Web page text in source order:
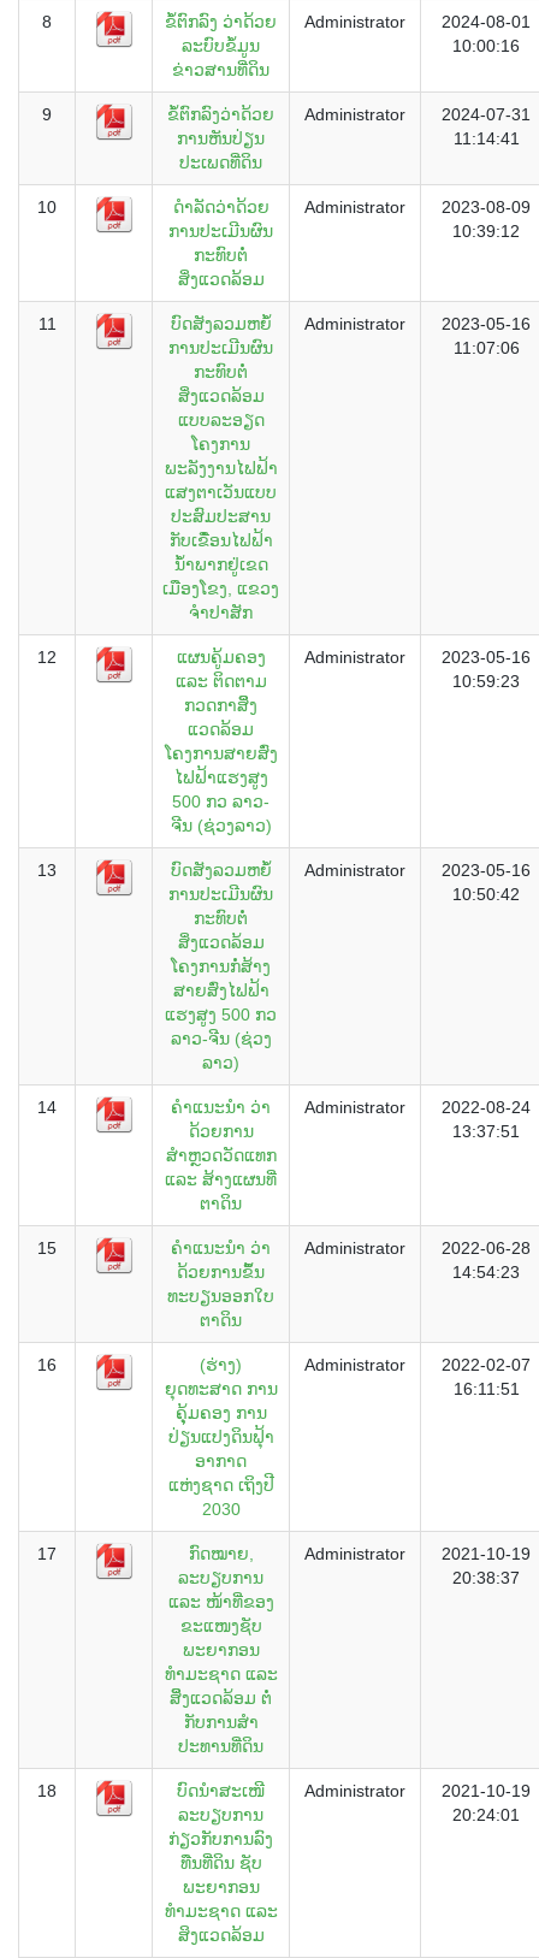
8
ຂໍ້ຕົກລົງ ວ່າດ້ວຍ
ລະບົບຂໍ້ມູນ
ຂ່າວສານທີ່ດິນ
Administrator
2024-08-01
10:00:16
9
ຂໍ້ຕົກລົງວ່າດ້ວຍ
ການຫັນປ່ຽນ
ປະເພດທີ່ດິນ
Administrator
2024-07-31
11:14:41
10
ດຳລັດວ່າດ້ວຍ
ການປະເມີນຜົນ
ກະທົບຕໍ່
ສິ່ງແວດລ້ອມ
Administrator
2023-08-09
10:39:12
11
ບົດສັງລວມຫຍໍ້
ການປະເມີນຜົນ
ກະທົບຕໍ່
ສິ່ງແວດລ້ອມ
ແບບລະອຽດ
ໂຄງການ
ພະລັງງານໄຟຟ້າ
ແສງຕາເວັນແບບ
ປະສົມປະສານ
ກັບເຂືໍ່ອນໄຟຟ້າ
ນ້ຳພາກຢູ່ເຂດ
ເມືອງໂຂງ, ແຂວງ
ຈຳປາສັກ
Administrator
2023-05-16
11:07:06
12
ແຜນຄູ້ມຄອງ
ແລະ ຕິດຕາມ
ກວດກາສິິ່ງ
ແວດລ້ອມ
ໂຄງການສາຍສົ່ງ
ໄຟຟ້າແຮງສູງ
500 ກວ ລາວ-
ຈີນ (ຊ່ວງລາວ)
Administrator
2023-05-16
10:59:23
13
ບົດສັງລວມຫຍໍ້
ການປະເມີນຜົນ
ກະທົບຕໍ່
ສິ່ງແວດລ້ອມ
ໂຄງການກໍ່ສ້າງ
ສາຍສົ່ງໄຟຟ້າ
ແຮງສູງ 500 ກວ
ລາວ-ຈີນ (ຊ່ວງ
ລາວ)
Administrator
2023-05-16
10:50:42
14
ຄຳແນະນຳ ວ່າ
ດ້ວຍການ
ສຳຫຼວດວັດແທກ
ແລະ ສ້າງແຜນທີ່
ຕາດິນ
Administrator
2022-08-24
13:37:51
15
ຄໍາແນະນໍາ ວ່າ
ດ້ວຍການຂຶ້ນ
ທະບຽນອອກໃບ
ຕາດິນ
Administrator
2022-06-28
14:54:23
16
(ຮ່າງ)
ຍຸດທະສາດ ການ
ຄຸຸ້ມຄອງ ການ
ປ່ຽນແປງດິນຟຸ້າ
ອາກາດ
ແຫ່ງຊາດ ເຖິງປີ
2030
Administrator
2022-02-07
16:11:51
17
ກົດໝາຍ,
ລະບຽບການ
ແລະ ໜ້າທີ່ຂອງ
ຂະແໜງຊັບ
ພະຍາກອນ
ທໍາມະຊາດ ແລະ
ສິິ່ງແວດລ້ອມ ຕໍ່
ກັບການສໍາ
ປະທານທີ່ດິນ
Administrator
2021-10-19
20:38:37
18
ບົດນໍາສະເໜີ
ລະບຽບການ
ກ່ຽວກັບການລົງ
ທືນທີ່ດິນ ຊັບ
ພະຍາກອນ
ທໍາມະຊາດ ແລະ
ສິງແວດລ້ອມ
Administrator
2021-10-19
20:24:01